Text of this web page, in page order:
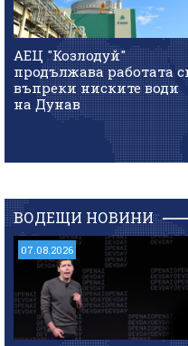
АЕЦ "Козлодуй"
продължава работата
въпреки ниските води
на Дунав
ВОДЕЩИ НОВИНИ
07.08.2026